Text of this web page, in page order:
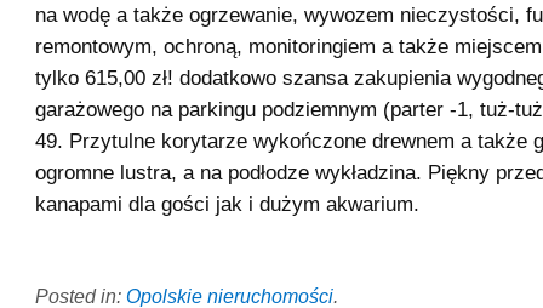
na wodę a także ogrzewanie, wywozem nieczystości,
remontowym, ochroną, monitoringiem a także
tylko 615,00 zł! dodatkowo szansa zakupienia
garażowego na parkingu podziemnym (parter -1, tuż-
49. Przytulne korytarze wykończone drewnem a także
ogromne lustra, a na podłodze wykładzina. Piękny
kanapami dla gości jak i dużym akwarium.
Posted in: Opolskie nieruchomości.